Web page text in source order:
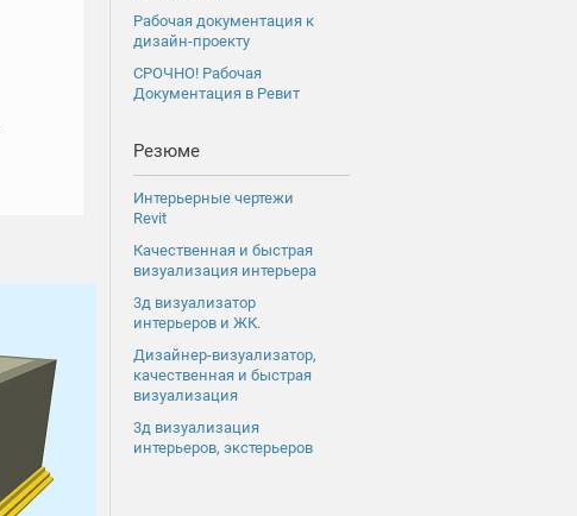
Рабочая документация к
дизайн-проекту
СРОЧНО! Рабочая
Документация в Ревит
Резюме
Интерьерные чертежи
Revit
Качественная и быстрая
визуализация интерьера
3д визуализатор
интерьеров и ЖК.
Дизайнер-визуализатор,
качественная и быстрая
визуализация
3д визуализация
интерьеров, экстерьеров